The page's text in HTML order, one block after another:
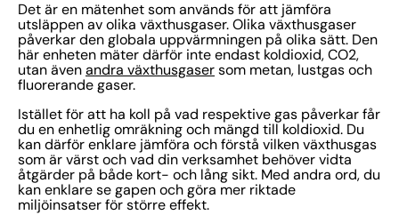
Det är en mätenhet som används för att jämföra
utsläppen av olika växthusgaser. Olika växthusgaser
påverkar den globala uppvärmningen på olika sätt. Den
här enheten mäter därför inte endast koldioxid, CO2,
utan även andra växthusgaser som metan, lustgas och
fluorerande gaser.
Istället för att ha koll på vad respektive gas påverkar får
du en enhetlig omräkning och mängd till koldioxid. Du
kan därför enklare jämföra och förstå vilken växthusgas
som är värst och vad din verksamhet behöver vidta
åtgärder på både kort- och lång sikt. Med andra ord, du
kan enklare se gapen och göra mer riktade
miljöinsatser för större effekt.